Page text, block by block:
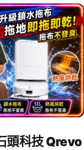
頭科技 Qrevo